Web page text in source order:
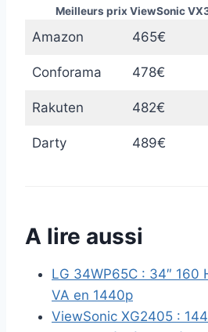
Amazon 465€
Conforama 478€
Rakuten 482€
Darty 489€
Meilleurs prix ViewSonic
A lire aussi
LG 34WP65C : 34″ 160
VA en 1440p
ViewSonic XG2405 :